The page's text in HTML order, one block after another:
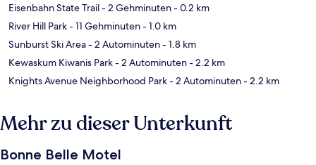
Eisenbahn State Trail- 2 Gehminuten- 0.2 km
River Hill Park- 11 Gehminuten- 1.0 km
Sunburst Ski Area- 2 Autominuten- 1.8 km
Kewaskum Kiwanis Park- 2 Autominuten- 2.2 km
Knights Avenue Neighborhood Park- 2 Autominuten- 2.2 km
Mehr zu dieser Unterkunft
Bonne Belle Motel